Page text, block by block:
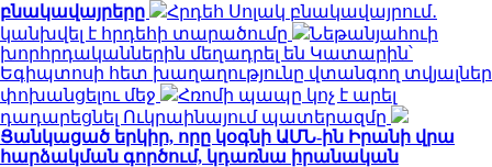
բնակավայրերը
Հրդեհ Սոլակ բնակավայրում․
կանխվել է հրդեհի տարածումը
Նեթանյահուի
խորհրդականներին մեղադրել են Կատարին՝
Եգիպտոսի հետ խաղաղությունը վտանգող տվյալներ
փոխանցելու մեջ
Հռոմի պապը կոչ է արել
դադարեցնել Ուկրաինայում պատերազմը
Ցանկացած երկիր, որը կօգնի ԱՄՆ-ին Իրանի վրա
հարձակման գործում, կդառնա իրանական